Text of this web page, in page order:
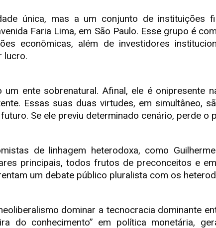
única, mas a um conjunto de instituições
Faria Lima, em São Paulo. Esse grupo é
econômicas, além de investidores
lucro.
ente sobrenatural. Afinal, ele é onipresente
Essas suas duas virtudes, em simultâneo,
Se ele previu determinado cenário, perde o
de linhagem heterodoxa, como
principais, todos frutos de preconceitos e
um debate público pluralista com os
dominar a tecnocracia dominante
do conhecimento” em política monetária,